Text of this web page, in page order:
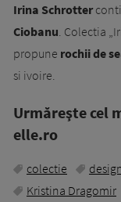
Irina Schrotter
Ciobanu . Colectia
propune rochii de
si ivoire.
Urmăreşte cel
elle.ro
colectie
Kristina Dragomir